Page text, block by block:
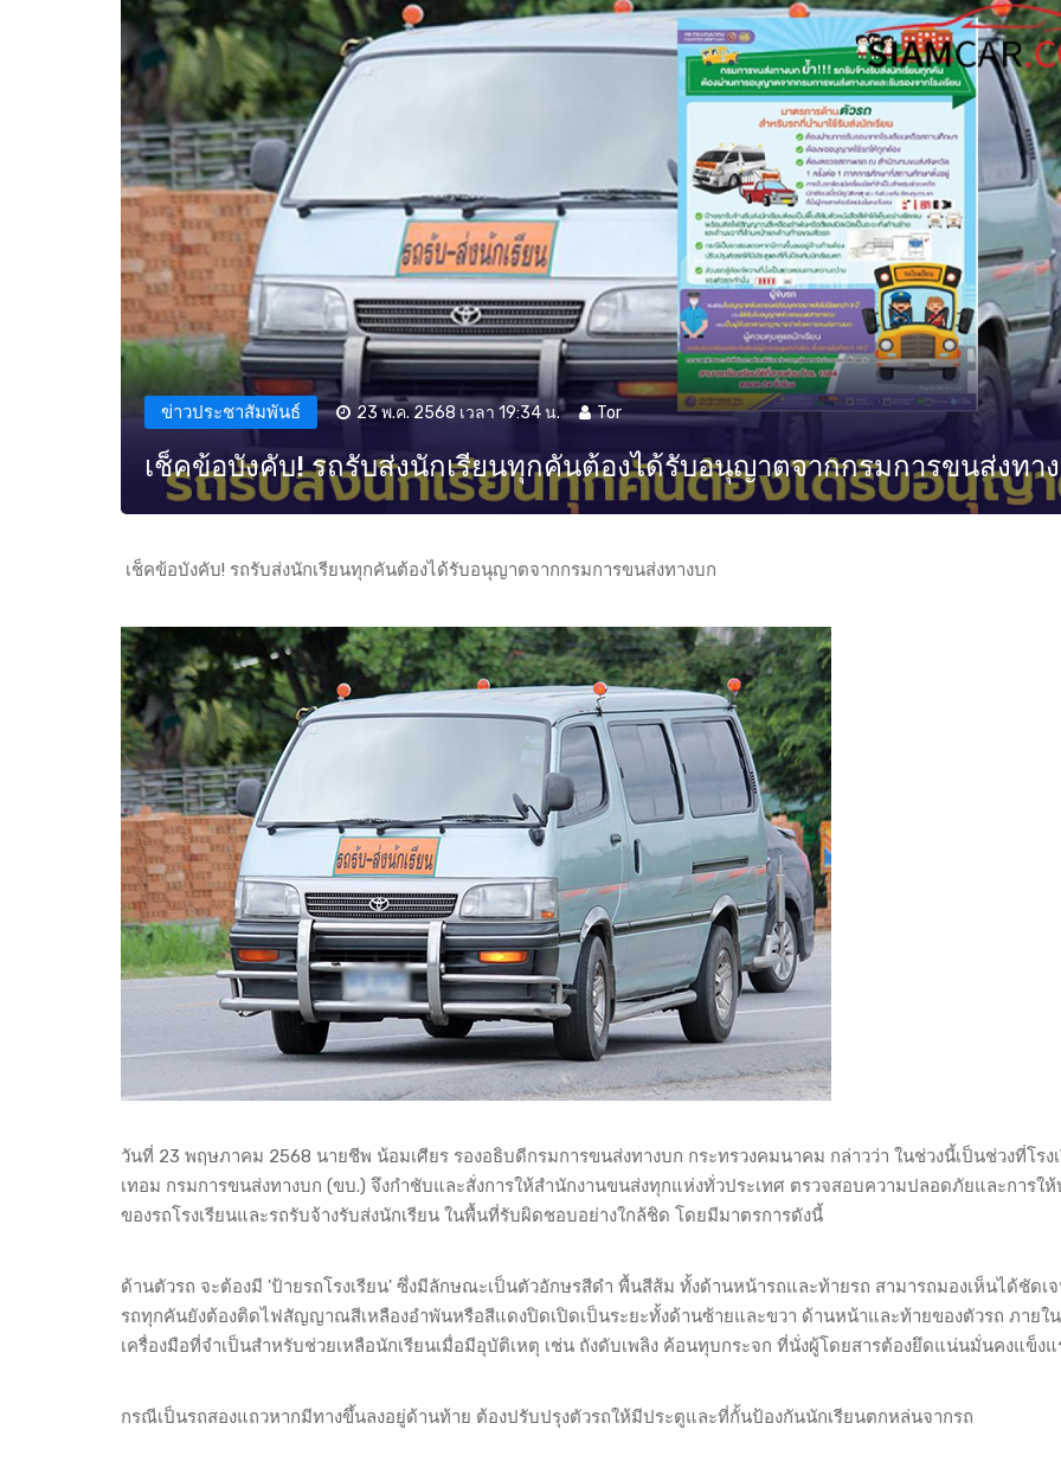
ข่าวประชาสัมพันธ์ 23 พ.ค. 2568 เวลา 19:34 น. Tor
เช็คข้อบังคับ! รถรับส่งนักเรียนทุกคันต้องได้รับอนุญาตจากกรมการขนส่งทา
เช็คข้อบังคับ! รถรับส่งนักเรียนทุกคันต้องได้รับอนุญาตจากกรมการขนส่งทางบก
วันที่ 23 พฤษภาคม 2568 นายชีพ น้อมเศียร รองอธิบดีกรมการขนส่งทางบก กระทรวงคมนาคม กล่าวว่า ในช่วงนี้เป็นช่วงที่โรง
เทอม กรมการขนส่งทางบก (ขบ.) จึงกำชับและสั่งการให้สำนักงานขนส่งทุกแห่งทั่วประเทศ ตรวจสอบความปลอดภัยและการให้
ของรถโรงเรียนและรถรับจ้างรับส่งนักเรียน ในพื้นที่รับผิดชอบอย่างใกล้ชิด โดยมีมาตรการดังนี้
ด้านตัวรถ จะต้องมี 'ป้ายรถโรงเรียน' ซึ่งมีลักษณะเป็นตัวอักษรสีดำ พื้นสีส้ม ทั้งด้านหน้ารถและท้ายรถ สามารถมองเห็นได้ชัดเ
รถทุกคันยังต้องติดไฟสัญญาณสีเหลืองอำพันหรือสีแดงปิดเปิดเป็นระยะทั้งด้านซ้ายและขวา ด้านหน้าและท้ายของตัวรถ ภายใ
เครื่องมือที่จำเป็นสำหรับช่วยเหลือนักเรียนเมื่อมีอุบัติเหตุ เช่น ถังดับเพลิง ค้อนทุบกระจก ที่นั่งผู้โดยสารต้องยึดแน่นมั่นคงแข็งแ
กรณีเป็นรถสองแถวหากมีทางขึ้นลงอยู่ด้านท้าย ต้องปรับปรุงตัวรถให้มีประตูและที่กั้นป้องกันนักเรียนตกหล่นจากรถ